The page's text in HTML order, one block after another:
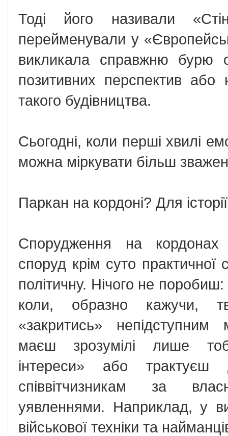
Тоді його називали
перейменували у
викликала справжню бурю
позитивних перспектив або
такого будівництва.
Сьогодні, коли перші хвилі
можна міркувати більш
Паркан на кордоні? Для
Спорудження на кордонах
споруд крім суто
політичну. Нічого не
коли, образно кажучи,
«закритись»
маєш зрозумілі лише
інтереси» або трактуєш
співвітчизникам за
уявленнями. Наприклад, у
військової техніки та